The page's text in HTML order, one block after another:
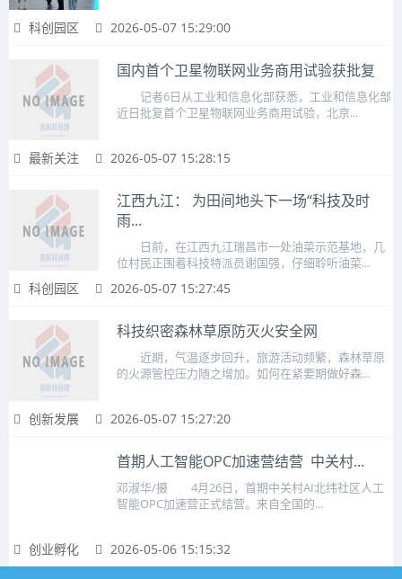
科创园区 2026-05-07 15:29:00
国内首个卫星物联网业务商用试验获批复
记者6日从工业和信息化部获悉，工业和信息化部
近日批复首个卫星物联网业务商用试验，北京...
最新关注 2026-05-07 15:28:15
江西九江： 为田间地头下一场“科技及时
雨...
日前，在江西九江瑞昌市一处油菜示范基地，几
位村民正围着科技特派员谢国强，仔细聆听油菜...
科创园区 2026-05-07 15:27:45
科技织密森林草原防灭火安全网
近期，气温逐步回升，旅游活动频繁，森林草原
的火源管控压力随之增加。如何在紧要期做好森...
创新发展 2026-05-07 15:27:20
首期人工智能OPC加速营结营 ‌ 中关村...
邓淑华/摄 4月26日，首期中关村AI北纬社区人工
智能OPC加速营正式结营。来自全国的...
创业孵化 2026-05-06 15:15:32